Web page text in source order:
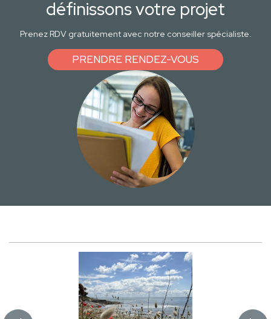
définissons votre projet
Prenez RDV gratuitement avec notre conseiller spécialiste.
PRENDRE RENDEZ-VOUS